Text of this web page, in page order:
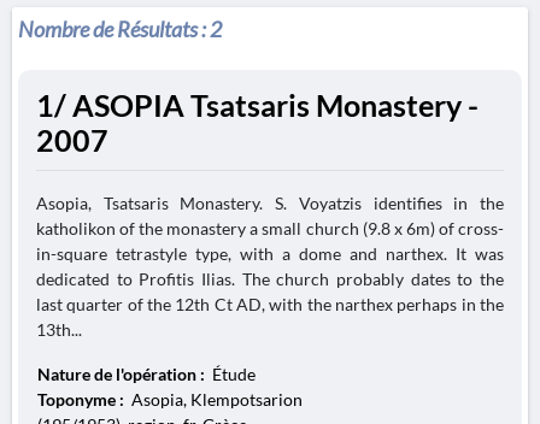
Nombre de Résultats :2
1/ ASOPIA Tsatsaris Monastery -
2007
Asopia, Tsatsaris Monastery. S. Voyatzis identifies in the
katholikon of the monastery a small church (9.8 x 6m) of cross-
in-square tetrastyle type, with a dome and narthex. It was
dedicated to Profitis Ilias. The church probably dates to the
last quarter of the 12th Ct AD, with the narthex perhaps in the
13th...
Nature de l'opération : Étude
Toponyme : Asopia, Klempotsarion